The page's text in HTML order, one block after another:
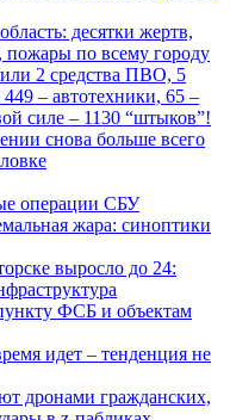
десятки жертв,
пожары по всему городу
2 средства ПВО, 5
– автотехники, 65 –
силе – 1130 “штыков”!
снова больше всего
операции СБУ
жара: синоптики
выросло до 24:
ФСБ и объектам
идет – тенденция не
дронами гражданских,